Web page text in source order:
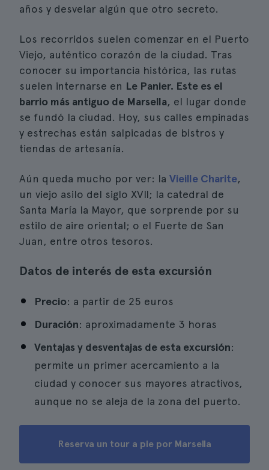
años y desvelar algún que otro secreto.
Los recorridos suelen comenzar en el Puerto
Viejo, auténtico corazón de la ciudad. Tras
conocer su importancia histórica, las rutas
suelen internarse en Le Panier. Este es el
barrio más antiguo de Marsella, el lugar donde
se fundó la ciudad. Hoy, sus calles empinadas
y estrechas están salpicadas de bistros y
tiendas de artesanía.
Aún queda mucho por ver: la Vieille Charite,
un viejo asilo del siglo XVII; la catedral de
Santa María la Mayor, que sorprende por su
estilo de aire oriental; o el Fuerte de San
Juan, entre otros tesoros.
Datos de interés de esta excursión
Precio: a partir de 25 euros
Duración: aproximadamente 3 horas
Ventajas y desventajas de esta excursión:
permite un primer acercamiento a la
ciudad y conocer sus mayores atractivos,
aunque no se aleja de la zona del puerto.
Reserva un tour a pie por Marsella